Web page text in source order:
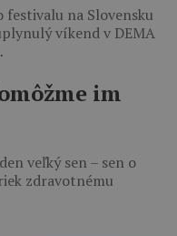
festivalu na Slovensku
víkend v DEMA
im
veľký sen – sen o
zdravotnému